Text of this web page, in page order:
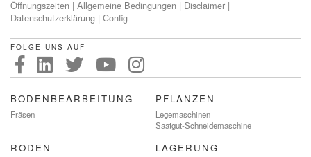
Öffnungszeiten | Allgemeine Bedingungen | Disclaimer |
Datenschutzerklärung | Config
FOLGE UNS AUF
BODENBEARBEITUNG
Fräsen
PFLANZEN
Legemaschinen
Saatgut-Schneidemaschine
RODEN LAGERUNG